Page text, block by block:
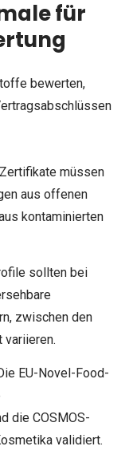
für
bewerten,
müssen
aus offenen
kontaminierten
sollten bei
zwischen den
variieren.
EU-Novel-Food-
die COSMOS-
validiert.